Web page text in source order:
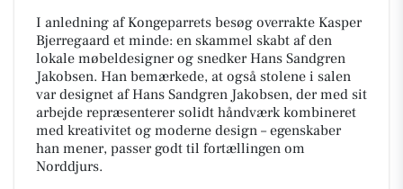
I anledning af Kongeparrets besøg overrakte Kasper
Bjerregaard et minde: en skammel skabt af den
lokale møbeldesigner og snedker Hans Sandgren
Jakobsen. Han bemærkede, at også stolene i salen
var designet af Hans Sandgren Jakobsen, der med sit
arbejde repræsenterer solidt håndværk kombineret
med kreativitet og moderne design – egenskaber
han mener, passer godt til fortællingen om
Norddjurs.